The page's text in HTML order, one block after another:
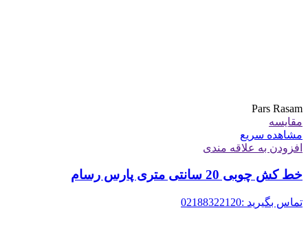
Pars Rasam
مقایسه
مشاهده سریع
افزودن به علاقه مندی
خط کش چوبی 20 سانتی متری پارس رسام
تماس بگیرید :02188322120